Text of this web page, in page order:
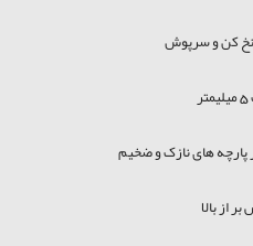
کن و سرپوش
پارچه های نازک و ضخیم
از بالا